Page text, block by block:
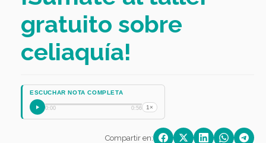
gratuito sobre
celiaquía!
ESCUCHAR NOTA COMPLETA
0:00 0:56 1×
Compartir en: